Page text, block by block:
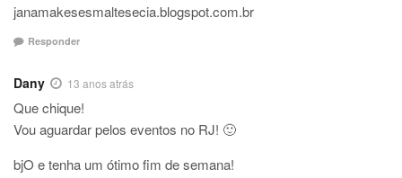
janamakesesmaltesecia.blogspot.com.br
Responder
Dany 13 anos atrás
Que chique!
Vou aguardar pelos eventos no RJ! 🙂
bjO e tenha um ótimo fim de semana!